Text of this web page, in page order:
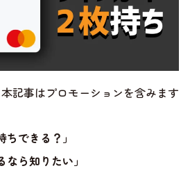
本記事はプロモーションを含みます
ちできる？」
なら知りたい」